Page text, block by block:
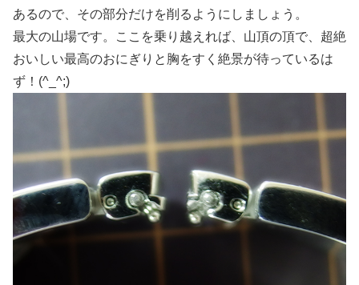
あるので、その部分だけを削るようにしましょう。
最大の山場です。ここを乗り越えれば、山頂の頂で、超絶
おいしい最高のおにぎりと胸をすく絶景が待っているは
ず！(^_^;)